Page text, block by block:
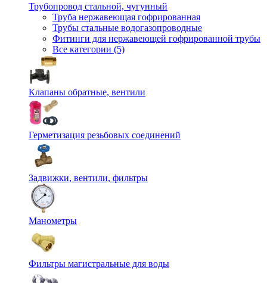
Трубопровод стальной, чугунный
Труба нержавеющая гофрированная
Трубы стальные водогазопроводные
Фитинги для нержавеющей гофрированной трубы
Все категории (5)
Клапаны обратные, вентили
Герметизация резьбовых соединений
Задвижки, вентили, фильтры
Манометры
Фильтры магистральные для воды